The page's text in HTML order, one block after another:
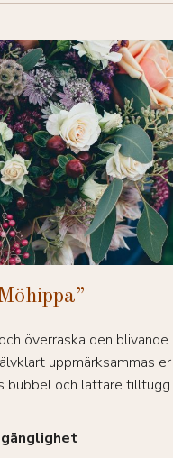
överraska den blivande
uppmärksammas er
bubbel och lättare tilltugg.